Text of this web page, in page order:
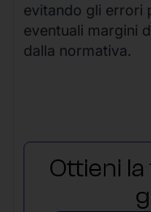
evitando gli errori
eventuali margini
dalla normativa.
Ottieni